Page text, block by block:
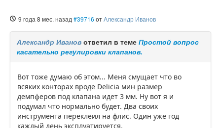
9 года 8 мес. назад #39716 отАлександр Иванов
Александр Иванов ответил в теме Простой вопрос
касательно регулировки клапанов.
Вот тоже думаю об этом... Меня смущает что во
всяких конторах вроде Delicia мин размер
демпферов под клапана идет 3 мм. Ну вот я и
подумал что нормально будет. Два своих
инструмента переклеил на флис. Один уже год
каждый день эксплуатируется.